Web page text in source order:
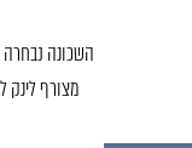
השכונה
מצורףלינק